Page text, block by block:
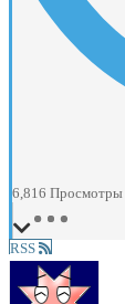
6,816 Просмотры
RSS